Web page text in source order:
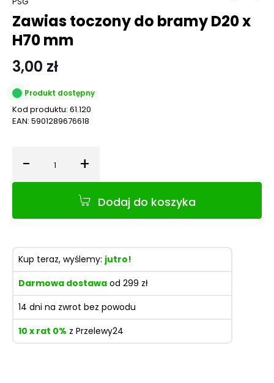
Zawias toczony do bramy D20 x
H70 mm
3,00 zł
Produkt dostępny
Kod produktu: 61.120
EAN: 5901289676618
- Ilość +
Dodaj do koszyka
Kup teraz, wyślemy: jutro!
Darmowa dostawa od 299 zł
14 dni na zwrot bez powodu
10 x rat 0% z Przelewy24